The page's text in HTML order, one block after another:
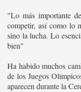
"Lo más importante
competir, así como lo
sino la lucha. Lo
bien"
Ha habido muchos
de los Juegos
aparecen durante la